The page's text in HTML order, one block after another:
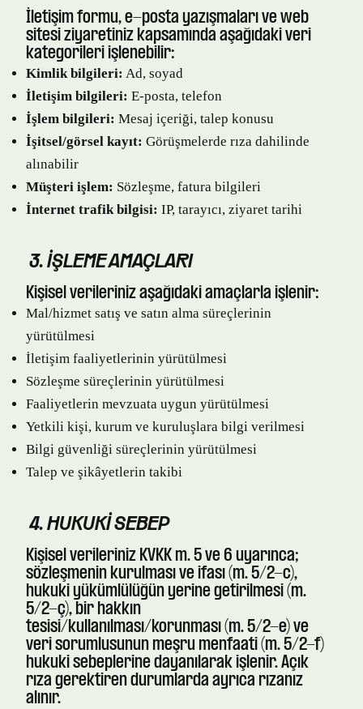
İletişim formu, e-posta yazışmaları ve web
sitesi ziyaretiniz kapsamında aşağıdaki veri
kategorileri işlenebilir:
Kimlik bilgileri: Ad, soyad
İletişim bilgileri: E-posta, telefon
İşlem bilgileri: Mesaj içeriği, talep konusu
İşitsel/görsel kayıt: Görüşmelerde rıza dahilinde
alınabilir
Müşteri işlem: Sözleşme, fatura bilgileri
İnternet trafik bilgisi: IP, tarayıcı, ziyaret tarihi
3. İŞLEME AMAÇLARI
Kişisel verileriniz aşağıdaki amaçlarla işlenir:
Mal/hizmet satış ve satın alma süreçlerinin
yürütülmesi
İletişim faaliyetlerinin yürütülmesi
Sözleşme süreçlerinin yürütülmesi
Faaliyetlerin mevzuata uygun yürütülmesi
Yetkili kişi, kurum ve kuruluşlara bilgi verilmesi
Bilgi güvenliği süreçlerinin yürütülmesi
Talep ve şikâyetlerin takibi
4. HUKUKI SEBEP
Kişisel verileriniz KVKK m. 5 ve 6 uyarınca;
sözleşmenin kurulması ve ifası (m. 5/2-c),
hukuki yükümlülüğün yerine getirilmesi (m.
5/2-ç), bir hakkın
tesisi/kullanılması/korunması (m. 5/2-e) ve
veri sorumlusunun meşru menfaati (m. 5/2-f)
hukuki sebeplerine dayanılarak işlenir. Açık
rıza gerektiren durumlarda ayrıca rızanız
alınır.